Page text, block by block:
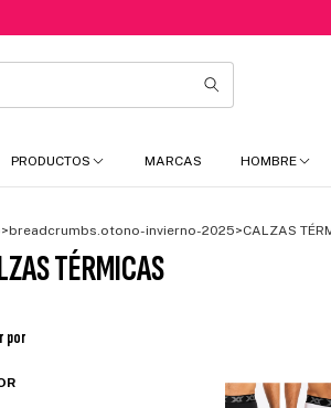
PRODUCTOS MARCAS HOMBRE
>breadcrumbs.otono-invierno-2025>CALZAS
TÉRMICAS
por